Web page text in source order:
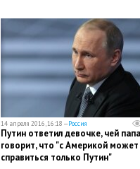
14 апреля 2016, 16:18 —Россия
Путин ответил девочке, чей папа
говорит, что "с Америкой может
справиться только Путин"